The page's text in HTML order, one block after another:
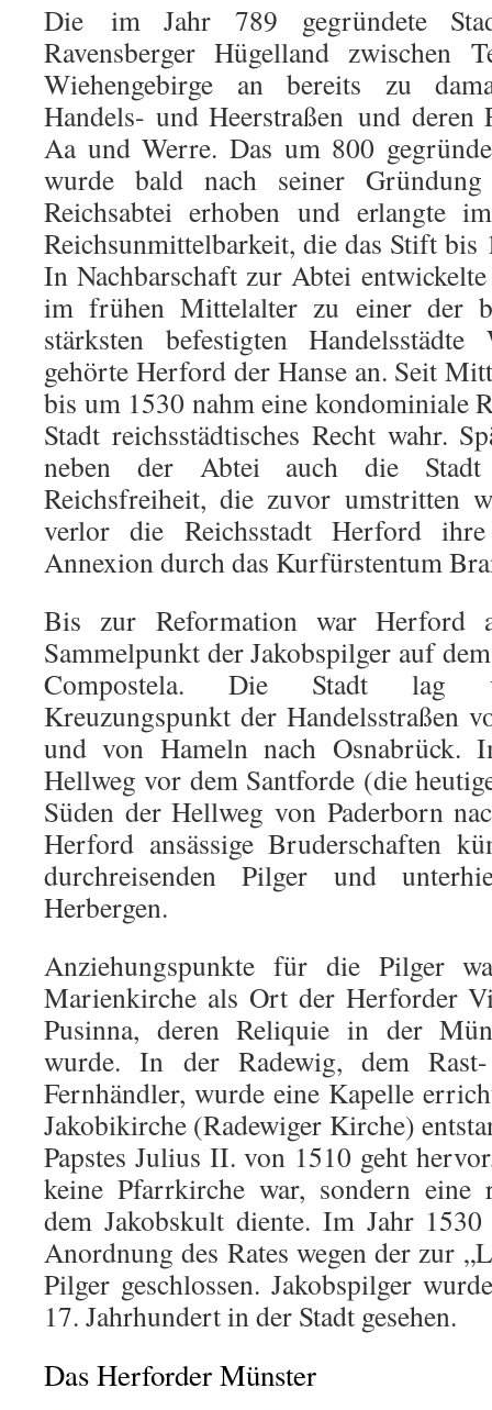
Die im Jahr 789 gegründete
Ravensberger Hügelland zwischen
Wiehengebirge an bereits zu
Handels- und Heerstraßen und deren
Aa und Werre. Das um 800
wurde bald nach seiner
Reichsabtei erhoben und erlangte
Reichsunmittelbarkeit, die das Stift bis
In Nachbarschaft zur Abtei
im frühen Mittelalter zu einer der
stärksten befestigten
gehörte Herford der Hanse an. Seit
bis um 1530 nahm eine kondominiale
Stadt reichsstädtisches Recht wahr.
neben der Abtei auch die
Reichsfreiheit, die zuvor umstritten
verlor die Reichsstadt Herford
Annexion durch das Kurfürstentum
Bis zur Reformation war Herford
Sammelpunkt der Jakobspilger auf
Compostela. Die Stadt lag
Kreuzungspunkt der Handelsstraßen
und von Hameln nach Osnabrück.
Hellweg vor dem Santforde (die
Süden der Hellweg von Paderborn
Herford ansässige Bruderschaften
durchreisenden Pilger und
Herbergen.
Anziehungspunkte für die Pilger
Marienkirche als Ort der Herforder
Pusinna, deren Reliquie in der
wurde. In der Radewig, dem
Fernhändler, wurde eine Kapelle
Jakobikirche (Radewiger Kirche)
Papstes Julius II. von 1510 geht
keine Pfarrkirche war, sondern eine
dem Jakobskult diente. Im Jahr
Anordnung des Rates wegen der zur
Pilger geschlossen. Jakobspilger
17. Jahrhundert in der Stadt gesehen.
Das Herforder Münster